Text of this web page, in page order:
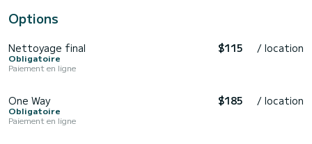
Options
Nettoyage final
Obligatoire
Paiement en ligne
$115 / location
One Way
Obligatoire
Paiement en ligne
$185 / location